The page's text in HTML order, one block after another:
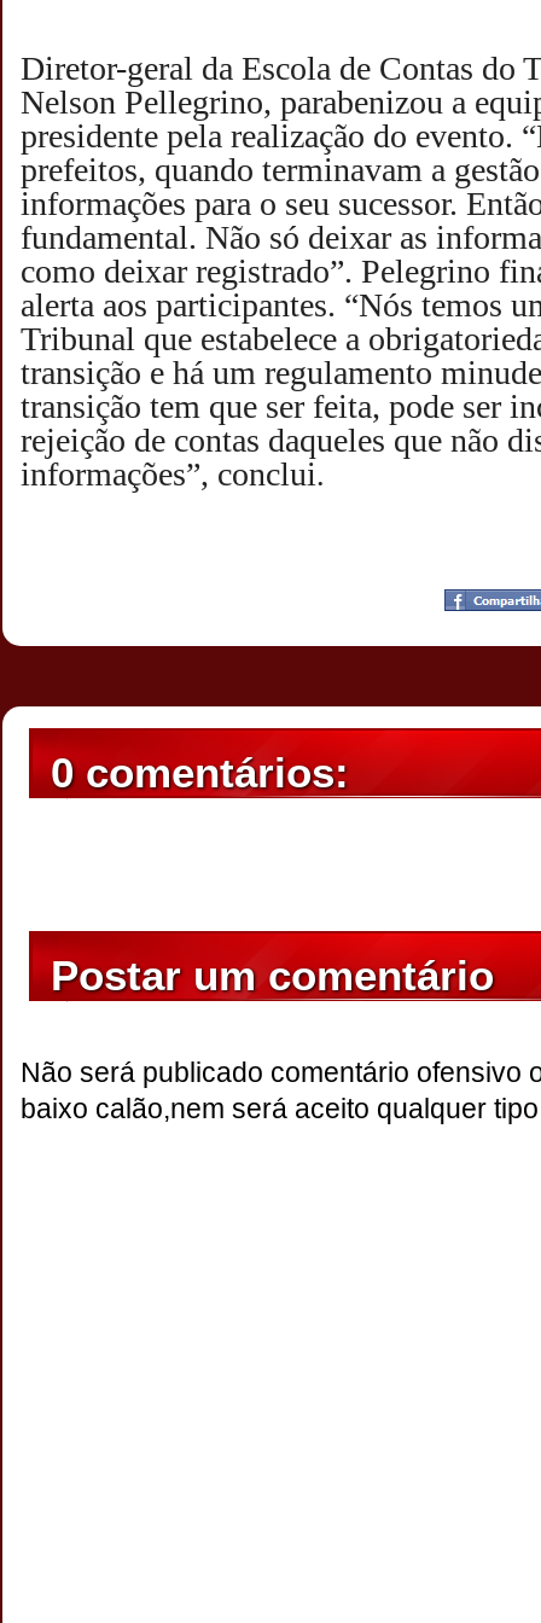
Diretor-geral da Escola de Contas do
Nelson Pellegrino, parabenizou a
presidente pela realização do evento.
prefeitos, quando terminavam a
informações para o seu sucessor.
fundamental. Não só deixar as
como deixar registrado”. Pelegrino
alerta aos participantes. “Nós temos
Tribunal que estabelece a
transição e há um regulamento
transição tem que ser feita, pode ser
rejeição de contas daqueles que não
informações”, conclui.
20:23
0 comentários:
Postar um comentário
Não será publicado comentário ofensivo
baixo calão,nem será aceito qualquer